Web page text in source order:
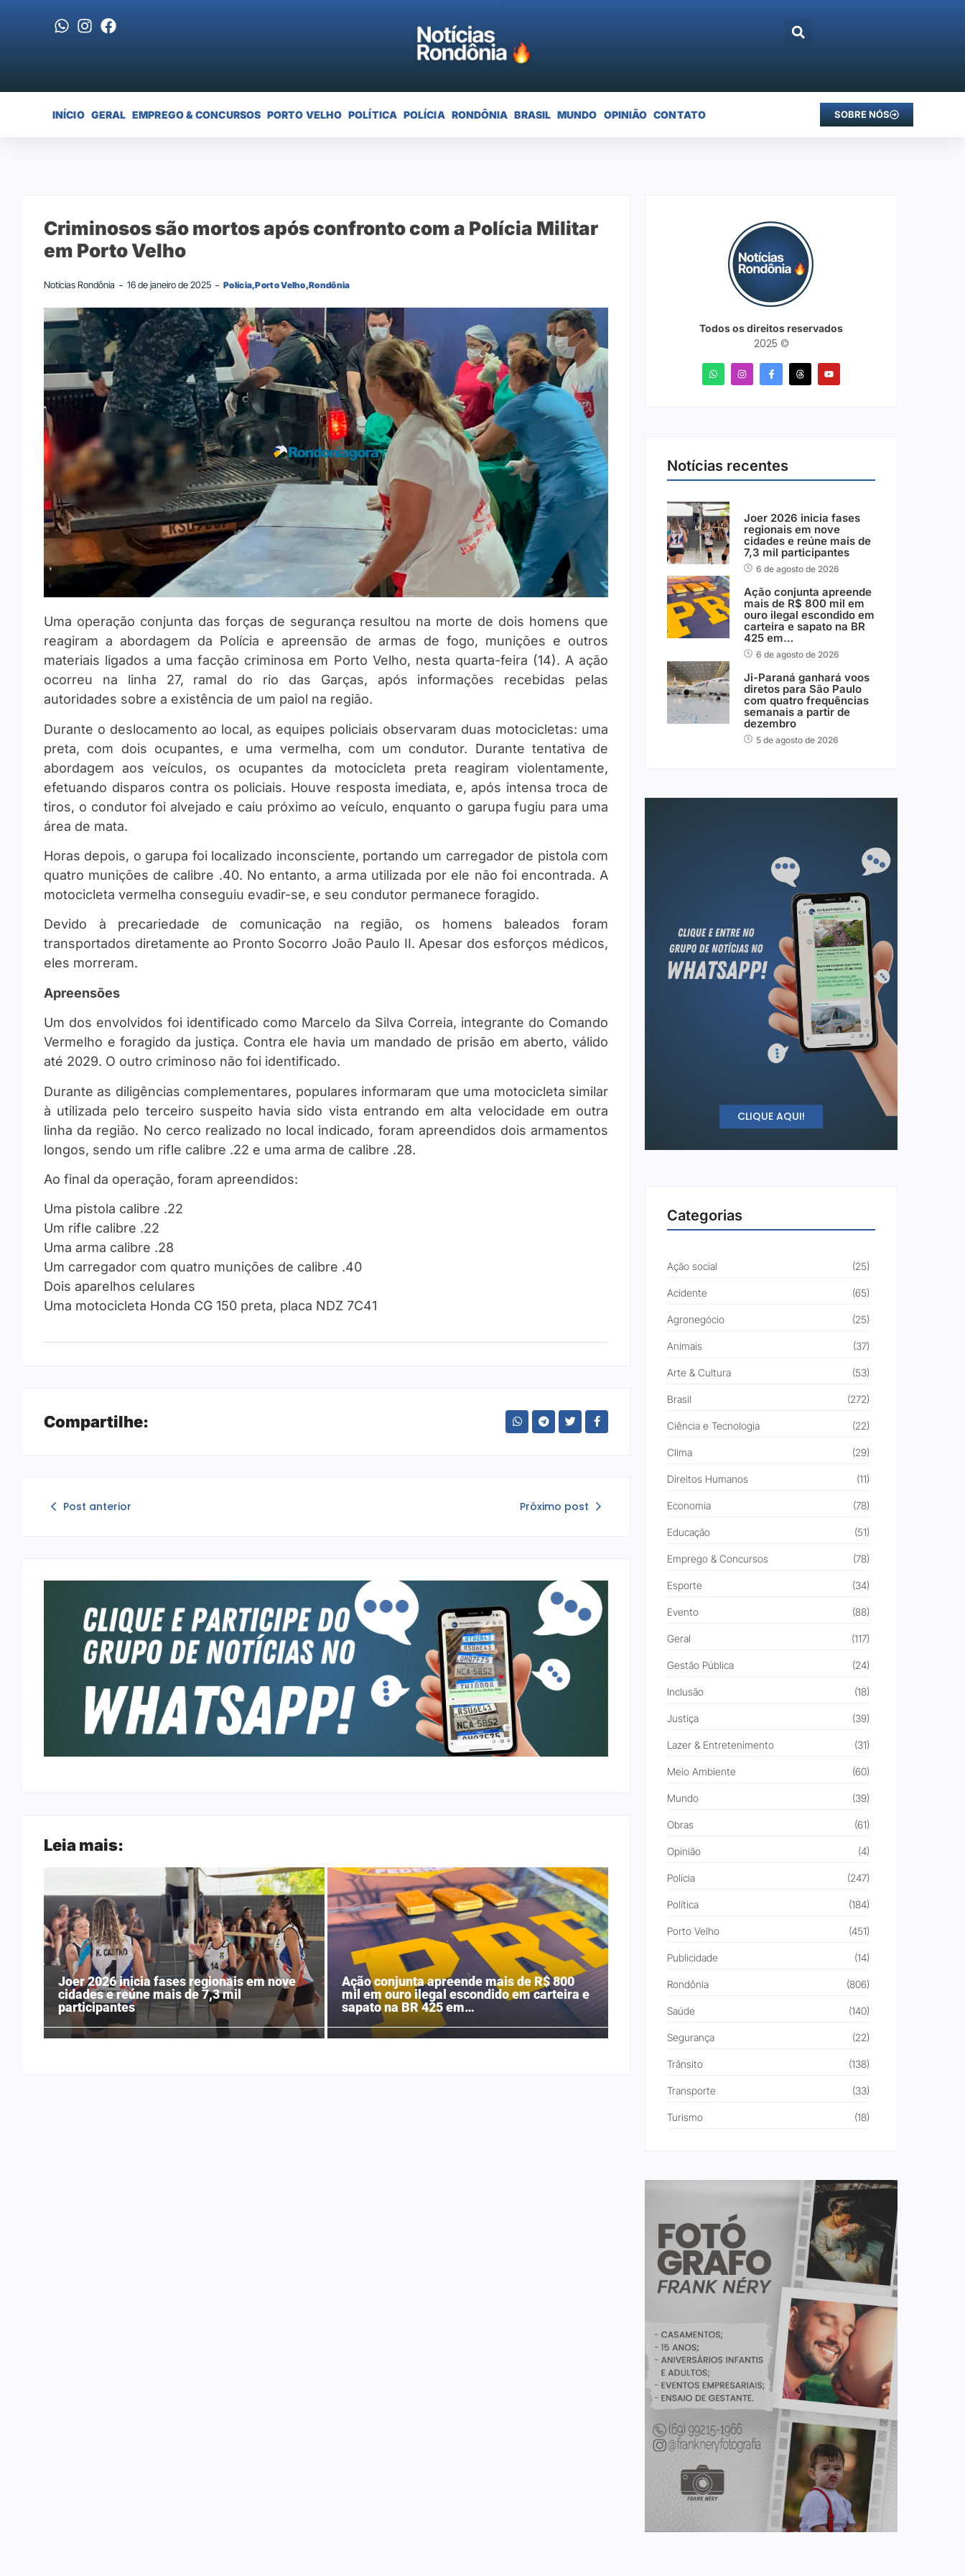
INÍCIO GERAL EMPREGO & CONCURSOS PORTO VELHO POLÍTICA POLÍCIA RONDÔNIA BRASIL MUNDO OPINIÃO CONTATO SOBRE NÓS
Criminosos são mortos após confronto com a Polícia Militar
em Porto Velho
Notícias Rondônia 16 de janeiro de 2025 Polícia,Porto Velho,Rondônia
Uma operação conjunta das forças de segurança resultou na morte de dois homens que
reagiram a abordagem da Polícia e apreensão de armas de fogo, munições e outros
materiais ligados a uma facção criminosa em Porto Velho, nesta quarta-feira (14). A ação
ocorreu na linha 27, ramal do rio das Garças, após informações recebidas pelas
autoridades sobre a existência de um paiol na região.
Durante o deslocamento ao local, as equipes policiais observaram duas motocicletas: uma
preta, com dois ocupantes, e uma vermelha, com um condutor. Durante tentativa de
abordagem aos veículos, os ocupantes da motocicleta preta reagiram violentamente,
efetuando disparos contra os policiais. Houve resposta imediata, e, após intensa troca de
tiros, o condutor foi alvejado e caiu próximo ao veículo, enquanto o garupa fugiu para uma
área de mata.
Horas depois, o garupa foi localizado inconsciente, portando um carregador de pistola com
quatro munições de calibre .40. No entanto, a arma utilizada por ele não foi encontrada. A
motocicleta vermelha conseguiu evadir-se, e seu condutor permanece foragido.
Devido à precariedade de comunicação na região, os homens baleados foram
transportados diretamente ao Pronto Socorro João Paulo II. Apesar dos esforços médicos,
eles morreram.
Apreensões
Um dos envolvidos foi identificado como Marcelo da Silva Correia, integrante do Comando
Vermelho e foragido da justiça. Contra ele havia um mandado de prisão em aberto, válido
até 2029. O outro criminoso não foi identificado.
Durante as diligências complementares, populares informaram que uma motocicleta similar
à utilizada pelo terceiro suspeito havia sido vista entrando em alta velocidade em outra
linha da região. No cerco realizado no local indicado, foram apreendidos dois armamentos
longos, sendo um rifle calibre .22 e uma arma de calibre .28.
Ao final da operação, foram apreendidos:
Uma pistola calibre .22
Um rifle calibre .22
Uma arma calibre .28
Um carregador com quatro munições de calibre .40
Dois aparelhos celulares
Uma motocicleta Honda CG 150 preta, placa NDZ 7C41
Compartilhe:
Post anterior Próximo post
Leia mais:
Joer 2026 inicia fases regionais em nove
cidades e reúne mais de 7,3 mil
participantes
Ação conjunta apreende mais de R$ 800
mil em ouro ilegal escondido em carteira e
sapato na BR 425 em…
Todos os direitos reservados
2025 ©
Notícias recentes
Joer 2026 inicia fases
regionais em nove
cidades e reúne mais de
7,3 mil participantes
6 de agosto de 2026
Ação conjunta apreende
mais de R$ 800 mil em
ouro ilegal escondido em
carteira e sapato na BR
425 em…
6 de agosto de 2026
Ji-Paraná ganhará voos
diretos para São Paulo
com quatro frequências
semanais a partir de
dezembro
5 de agosto de 2026
CLIQUE AQUI!
Categorias
Ação social (25)
Acidente (65)
Agronegócio (25)
Animais (37)
Arte & Cultura (53)
Brasil (272)
Ciência e Tecnologia (22)
Clima (29)
Direitos Humanos (11)
Economia (78)
Educação (51)
Emprego & Concursos (78)
Esporte (34)
Evento (88)
Geral (117)
Gestão Pública (24)
Inclusão (18)
Justiça (39)
Lazer & Entretenimento (31)
Meio Ambiente (60)
Mundo (39)
Obras (61)
Opinião (4)
Polícia (247)
Política (184)
Porto Velho (451)
Publicidade (14)
Rondônia (806)
Saúde (140)
Segurança (22)
Trânsito (138)
Transporte (33)
Turismo (18)